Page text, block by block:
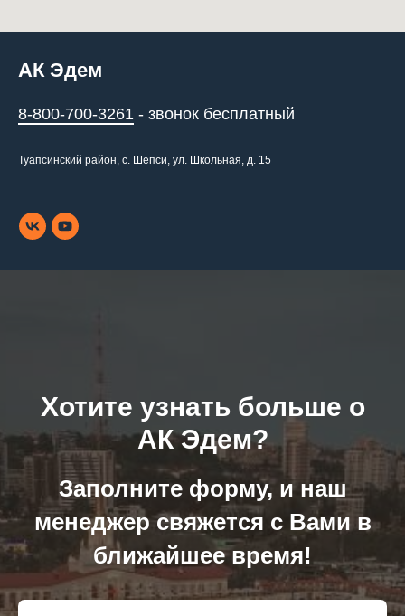
АК Эдем
8-800-700-3261 - звонок бесплатный
Туапсинский район, с. Шепси, ул. Школьная, д. 15
Хотите узнать больше о
АК Эдем?
Заполните форму, и наш
менеджер свяжется с Вами в
ближайшее время!